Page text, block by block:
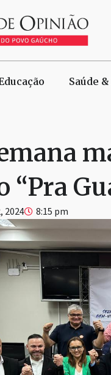
Saúde
“Pra
2024 8:15 pm